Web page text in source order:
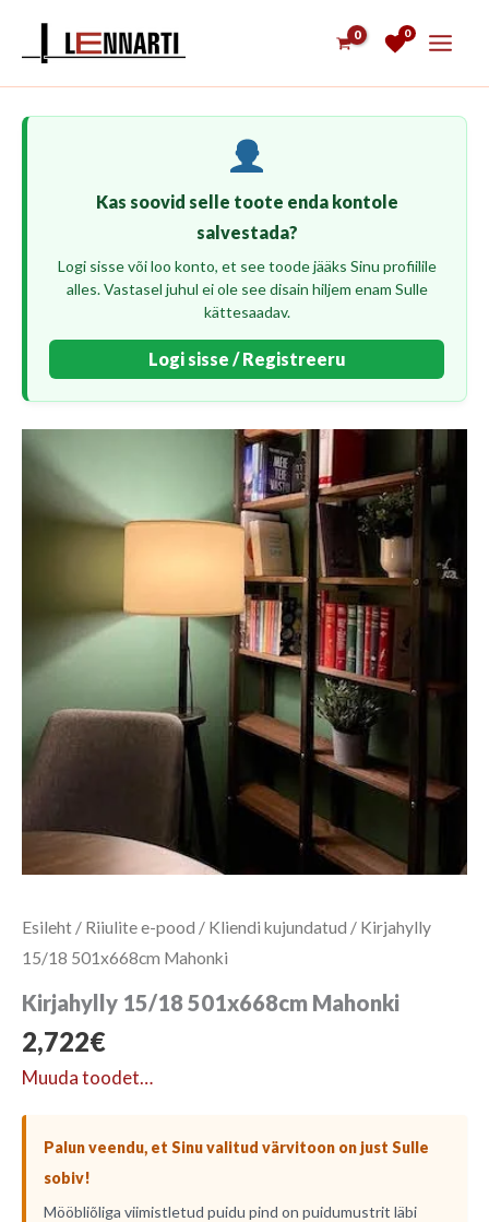
0
Kas soovid selle toote enda kontole
salvestada?
Logi sisse või loo konto, et see toode jääks Sinu profiilile
alles. Vastasel juhul ei ole see disain hiljem enam Sulle
kättesaadav.
Logi sisse / Registreeru
Esileht / Riiulite e-pood / Kliendi kujundatud / Kirjahylly
15/18 501x668cm Mahonki
Kirjahylly 15/18 501x668cm Mahonki
2,722€
Muuda toodet…
Palun veendu, et Sinu valitud värvitoon on just Sulle
sobiv!
Mööbliõliga viimistletud puidu pind on puidumustrit läbi